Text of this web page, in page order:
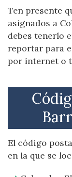
Ten presente
asignados a
debes tenerlo
reportar para
por internet o
El código
en la que se